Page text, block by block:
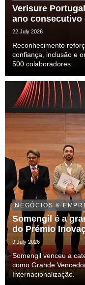
Verisure
ano consecutivo
22 July 2026
Reconhecimento
confiança, inclusão e
500 colaboradores.
NEGÓCIOS &
Somengil é a
do Prémio
9 July 2026
Somengil venceu a
como Grande
Internacionalização.